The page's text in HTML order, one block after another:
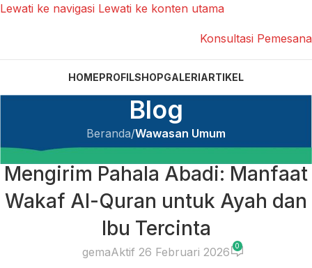
Lewati ke navigasi Lewati ke konten utama
Konsultasi
HOMEPROFILSHOPGALERIARTIKEL
Blog
Beranda/Wawasan Umum
WAWASAN UMUM
Mengirim Pahala Abadi: Manfaat
Wakaf Al-Quran untuk Ayah dan
Ibu Tercinta
gemaAktif 26 Februari 2026 0